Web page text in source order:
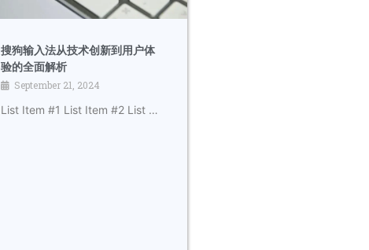
搜狗输入法从技术创新到用户体
验的全面解析
September 21, 2024
List Item #1 List Item #2 List …